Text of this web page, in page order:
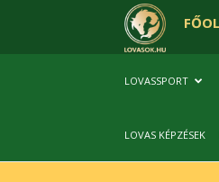
LOVASSPORT
LOVAS KÉPZÉSEK